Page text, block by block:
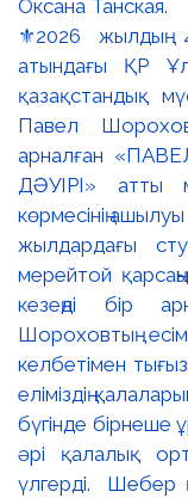
⚜️2026 жылдың
атындағы ҚР
қазақстандық
Павел
арналған
ДӘУІРІ» атты
көрмесінің
жылдардағы
мерейтой
кезеңді бір
Шороховтың
келбетімен
еліміздің
бүгінде бірнеше
әрі қалалық
үлгерді. Шебер